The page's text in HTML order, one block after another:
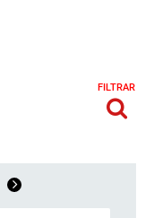
FILTRAR